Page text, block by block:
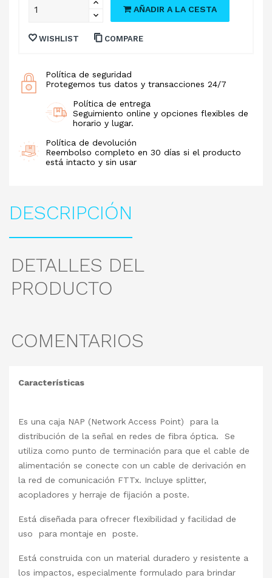
AÑADIR A LA CESTA
WISHLIST COMPARE
Política de seguridad
Protegemos tus datos y transacciones 24/7
Política de entrega
Seguimiento online y opciones flexibles de
horario y lugar.
Política de devolución
Reembolso completo en 30 días si el producto
está intacto y sin usar
DESCRIPCIÓN
DETALLES DEL
PRODUCTO
COMENTARIOS
Características
Es una caja NAP (Network Access Point) para la
distribución de la señal en redes de fibra óptica. Se
utiliza como punto de terminación para que el cable de
alimentación se conecte con un cable de derivación en
la red de comunicación FTTx. Incluye splitter,
acopladores y herraje de fijación a poste.
Está diseñada para ofrecer flexibilidad y facilidad de
uso para montaje en poste.
Está construida con un material duradero y resistente a
los impactos, especialmente formulado para brindar